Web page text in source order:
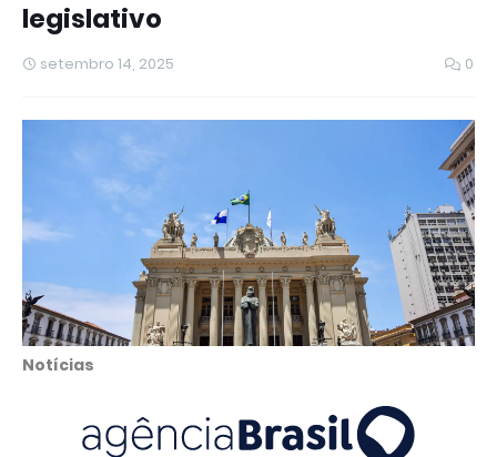
legislativo
setembro 14, 2025 0
Notícias